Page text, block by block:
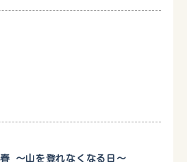
〜山を登れなくなる日〜